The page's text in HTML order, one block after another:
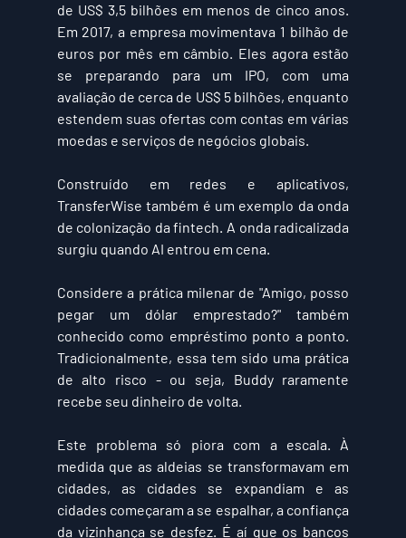
de US$ 3,5 bilhões em menos de cinco anos.
Em 2017, a empresa movimentava 1 bilhão de
euros por mês em câmbio. Eles agora estão
se preparando para um IPO, com uma
avaliação de cerca de US$ 5 bilhões, enquanto
estendem suas ofertas com contas em várias
moedas e serviços de negócios globais.
Construído em redes e aplicativos,
TransferWise também é um exemplo da onda
de colonização da fintech. A onda radicalizada
surgiu quando AI entrou em cena.
Considere a prática milenar de "Amigo, posso
pegar um dólar emprestado?" também
conhecido como empréstimo ponto a ponto.
Tradicionalmente, essa tem sido uma prática
de alto risco - ou seja, Buddy raramente
recebe seu dinheiro de volta.
Este problema só piora com a escala. À
medida que as aldeias se transformavam em
cidades, as cidades se expandiam e as
cidades começaram a se espalhar, a confiança
da vizinhança se desfez. É aí que os bancos